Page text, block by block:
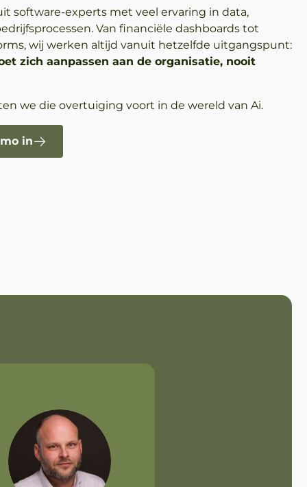
software-experts met veel ervaring in data,
Van financiële dashboards tot
wij werken altijd vanuit hetzelfde uitgangspunt:
zich aanpassen aan de organisatie, nooit
we die overtuiging voort in de wereld van Ai.
in